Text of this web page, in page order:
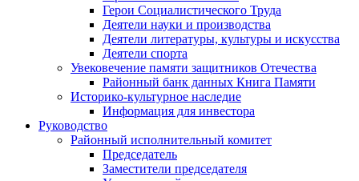
Герои Социалистического Труда
Деятели науки и производства
Деятели литературы, культуры и искусства
Деятели спорта
Увековечение памяти защитников Отечества
Районный банк данных Книга Памяти
Историко-культурное наследие
Информация для инвестора
Руководство
Районный исполнительный комитет
Председатель
Заместители председателя